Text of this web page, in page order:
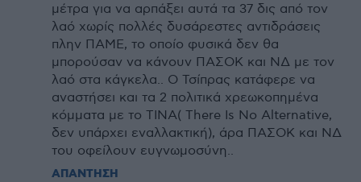
μέτρα για να αρπάξει αυτά τα 37 δις από τον
λαό χωρίς πολλές δυσάρεστες αντιδράσεις
πλην ΠΑΜΕ, το οποίο φυσικά δεν θα
μπορούσαν να κάνουν ΠΑΣΟΚ και ΝΔ με τον
λαό στα κάγκελα.. Ο Τσίπρας κατάφερε να
αναστήσει και τα 2 πολιτικά χρεωκοπημένα
κόμματα με το ΤΙΝΑ( Τhere Is No Alternative,
δεν υπάρχει εναλλακτική), άρα ΠΑΣΟΚ και ΝΔ
του οφείλουν ευγνωμοσύνη..
ΑΠΑΝΤΗΣΗ